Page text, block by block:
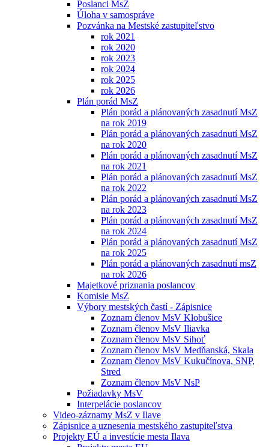
Poslanci MsZ
Úloha v samospráve
Pozvánka na Mestské zastupiteľstvo
rok 2021
rok 2020
rok 2023
rok 2024
rok 2025
rok 2026
Plán porád MsZ
Plán porád a plánovaných zasadnutí MsZ
na rok 2019
Plán porád a plánovaných zasadnutí MsZ
na rok 2020
Plán porád a plánovaných zasadnutí MsZ
na rok 2021
Plán porád a plánovaných zasadnutí MsZ
na rok 2022
Plán porád a plánovaných zasadnutí MsZ
na rok 2023
Plán porád a plánovaných zasadnutí MsZ
na rok 2024
Plán porád a plánovaných zasadnutí MsZ
na rok 2025
Plán porád a plánovaných zasadnutí msZ
na rok 2026
Majetkové priznania poslancov
Komisie MsZ
Výbory mestských častí - Zápisnice
Zoznam členov MsV Klobušice
Zoznam členov MsV Iliavka
Zoznam členov MsV Sihoť
Zoznam členov MsV Medňanská, Skala
Zoznam členov MsV Kukučínova, SNP,
Stred
Zoznam členov MsV NsP
Požiadavky MsV
Interpelácie poslancov
Video-záznamy MsZ v Ilave
Zápisnice a uznesenia mestského zastupiteľstva
Projekty EÚ a investície mesta Ilava